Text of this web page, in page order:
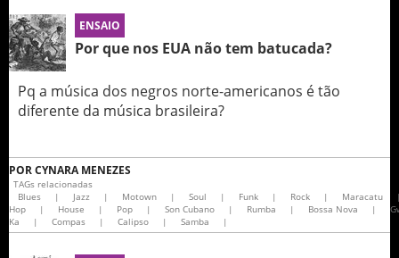
ENSAIO
Por que nos EUA não tem batucada?
Pq a música dos negros norte-americanos é tão
diferente da música brasileira?
PORCYNARA MENEZES
TAGs relacionadas
Blues
| Jazz | Motown | Soul | Funk | Rock | Maracatu
Hop
| House | Pop | Son Cubano | Rumba | Bossa Nova |
Ka
| Compas | Calipso | Samba |